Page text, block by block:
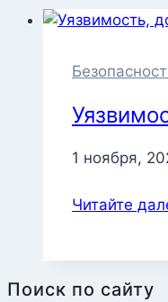
1 ноября,
Читайте
Поиск по сайту